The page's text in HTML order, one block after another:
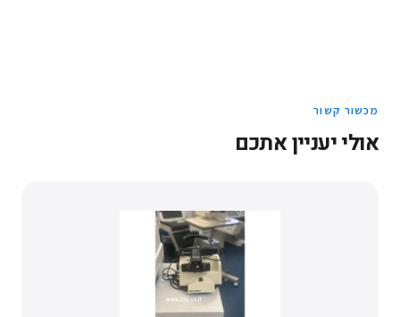
מכשור קשור
אולי יעניין אתכם